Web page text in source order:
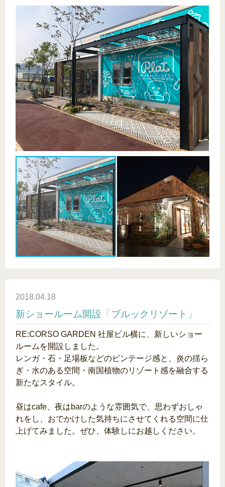
2018.04.18
新ショールーム開設「ブルックリゾート」
RE:CORSO GARDEN 社屋ビル横に、新しいショー
ルームを開設しました。
レンガ・石・足場板などのビンテージ感と、炎の揺ら
ぎ・水のある空間・南国植物のリゾート感を融合する
新たなスタイル。
昼はcafe、夜はbarのような雰囲気で、思わずおしゃ
れをし、おでかけした気持ちにさせてくれる空間に仕
上げてみました。ぜひ、体験しにお越しください。